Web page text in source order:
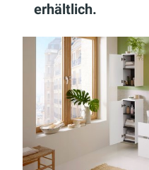
erhältlich.